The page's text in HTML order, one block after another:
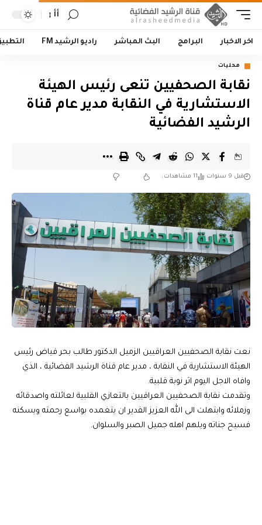
أأ
اخر الاخبار البرامج البث المباشر راديو الرشيد FM
محليات
نقابة الصحفيين تنعى رئيس الهيئة
الاستشارية في النقابة مدير عام قناة
الرشيد الفضائية
قبل 9 سنوات 11 مشاهدات
نعت نقابة الصحفيين العراقيين الزميل الدكتور طالب بحر فياض رئيس
الهيئة الاستشارية في النقابة ، مدير عام قناة الرشيد الفضائية ، الذي
وافاه الاجل اليوم اثر نوبة قلبية.
وتقدمت نقابة الصحفيين العراقيين بالتعازي القلبية لعائلته واصدقائه
وزملائه وابتهلت الى الله العزيز القدير ان يتغمده بواسع رحمته ويسكنه
فسيح جناته ويلهم اهله جميل الصبر والسلوان.